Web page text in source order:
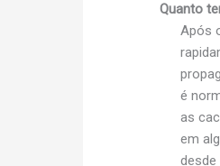
Quanto
Após
é
as
em